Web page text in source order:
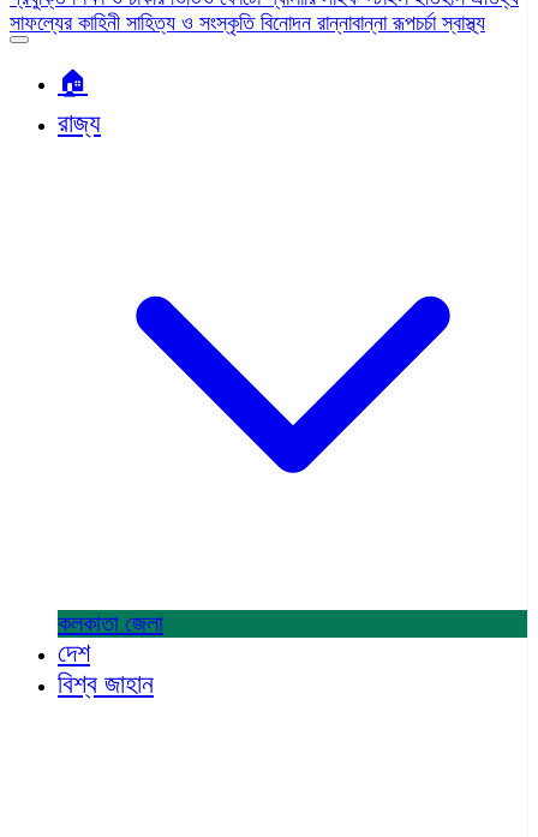
সাফল্যের কাহিনী সাহিত্য ও সংস্কৃতি বিনোদন রান্নাবান্নারূপচর্চাস্বাস্থ্য
🏠︎
রাজ্য
কলকাতা জেলা
দেশ
বিশ্ব জাহান